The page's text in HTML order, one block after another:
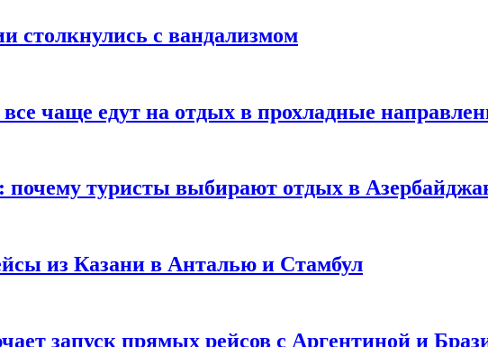
столкнулись с вандализмом
чаще едут на отдых в прохладные
почему туристы выбирают отдых в
из Казани в Анталью и Стамбул
запуск прямых рейсов с Аргентиной и